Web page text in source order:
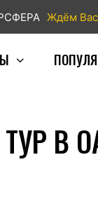
Ждём Вас
В